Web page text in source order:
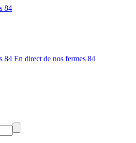
En direct de nos fermes 84